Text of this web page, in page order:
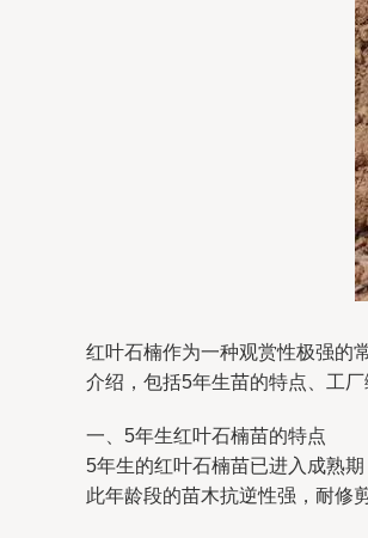
红叶石楠作为一种观赏性极强的
介绍，包括5年生苗的特点、工
一、5年生红叶石楠苗的特点
5年生的红叶石楠苗已进入成熟
此年龄段的苗木抗逆性强，耐修